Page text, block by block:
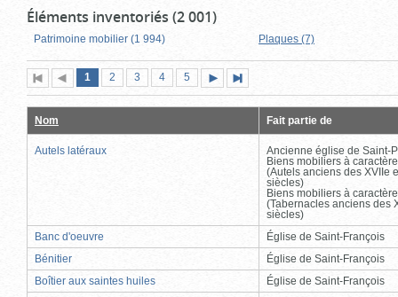
Éléments inventoriés (2 001)
Patrimoine mobilier (1 994) Plaques (7)
Première
page
Page
précédente
Page
1 (page
actuelle)
Page
2 Page
3 Page
4 Page
5
suivante
page
Nom Fait partie de
Autels latéraux
Ancienne église de Saint-
Biens mobiliers à
(Autels anciens des XVIIe
siècles)
Biens mobiliers à
(Tabernacles anciens des
siècles)
Banc d'oeuvre
Église de Saint-François
Bénitier
Église de Saint-François
Boîtier aux saintes huiles
Église de Saint-François